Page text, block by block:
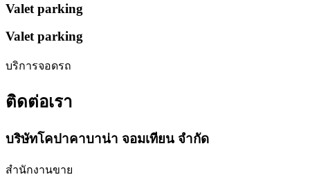
Valet parking
Valet parking
บริการจอดรถ
ติดต่อเรา
บริษัทโคปาคาบาน่า จอมเทียน จำกัด
สำนักงานขาย